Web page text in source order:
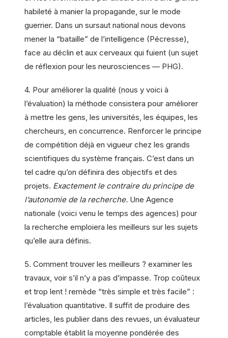
habileté à manier la propagande, sur le mode
guerrier. Dans un sursaut national nous devons
mener la “bataille” de l’intelligence (Pécresse),
face au déclin et aux cerveaux qui fuient (un sujet
de réflexion pour les neurosciences — PHG).
4. Pour améliorer la qualité (nous y voici à
l’évaluation) la méthode consistera pour améliorer
à mettre les gens, les universités, les équipes, les
chercheurs, en concurrence. Renforcer le principe
de compétition déjà en vigueur chez les grands
scientifiques du système français. C’est dans un
tel cadre qu’on définira des objectifs et des
projets. Exactement le contraire du principe de
l’autonomie de la recherche. Une Agence
nationale (voici venu le temps des agences) pour
la recherche emploiera les meilleurs sur les sujets
qu’elle aura définis.
5. Comment trouver les meilleurs ? examiner les
travaux, voir s’il n’y a pas d’impasse. Trop coûteux
et trop lent ! remède “très simple et très facile” :
l’évaluation quantitative. Il suffit de produire des
articles, les publier dans des revues, un évaluateur
comptable établit la moyenne pondérée des